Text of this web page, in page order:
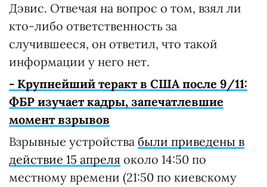
Дэвис. Отвечая на вопрос о том, взял ли
кто-либо ответственность за
случившееся, он ответил, что такой
информации у него нет.
- Крупнейший теракт в США после 9/11:
ФБР изучает кадры, запечатлевшие
момент взрывов
Взрывные устройства были приведены в
действие 15 апреля около 14:50 по
местному времени (21:50 по киевскому